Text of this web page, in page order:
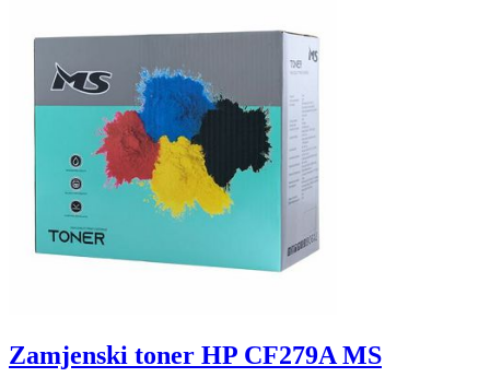
Zamjenski toner HP CF279A MS